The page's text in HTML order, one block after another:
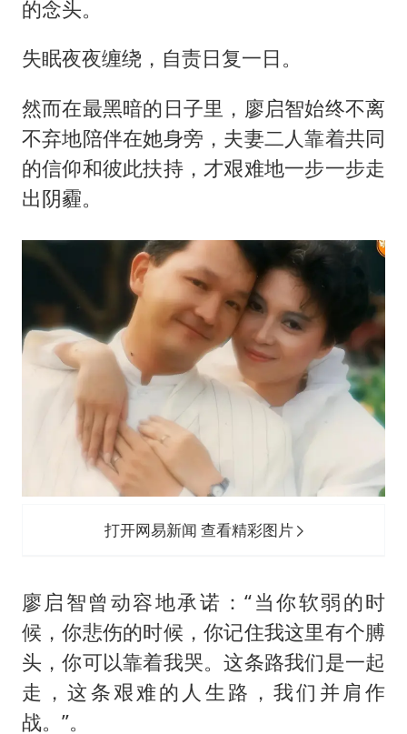
的念头。
失眠夜夜缠绕，自责日复一日。
然而在最黑暗的日子里，廖启智始终不离
不弃地陪伴在她身旁，夫妻二人靠着共同
的信仰和彼此扶持，才艰难地一步一步走
出阴霾。
打开网易新闻 查看精彩图片
廖启智曾动容地承诺：“当你软弱的时
候，你悲伤的时候，你记住我这里有个膊
头，你可以靠着我哭。这条路我们是一起
走，这条艰难的人生路，我们并肩作
战。”。